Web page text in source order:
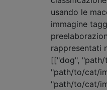
usando le
immagine
rappresentati
[["dog",
"path/to/cat/
"path/to/cat/